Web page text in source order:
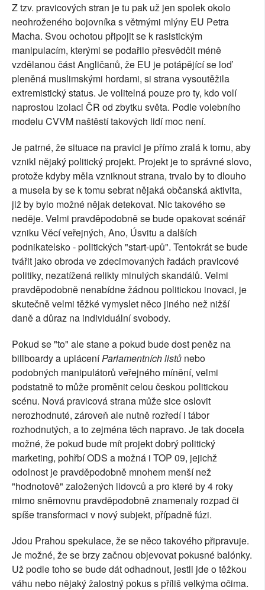
Z tzv. pravicových stran je tu pak už jen spolek okolo
neohroženého bojovníka s větrnými mlýny EU Petra
Macha. Svou ochotou připojit se k rasistickým
manipulacím, kterými se podařilo přesvědčit méně
vzdělanou část Angličanů, že EU je potápějící se loď
pleněná muslimskými hordami, si strana vysoutěžila
extremistický status. Je volitelná pouze pro ty, kdo volí
naprostou izolaci ČR od zbytku světa. Podle volebního
modelu CVVM naštěstí takových lidí moc není.
Je patrné, že situace na pravici je přímo zralá k tomu, aby
vznikl nějaký politický projekt. Projekt je to správné slovo,
protože kdyby měla vzniknout strana, trvalo by to dlouho
a musela by se k tomu sebrat nějaká občanská aktivita,
již by bylo možné nějak detekovat. Nic takového se
neděje. Velmi pravděpodobně se bude opakovat scénář
vzniku Věcí veřejných, Ano, Úsvitu a dalších
podnikatelsko - politických "start-upů". Tentokrát se bude
tvářit jako obroda ve zdecimovaných řadách pravicové
politiky, nezatížená relikty minulých skandálů. Velmi
pravděpodobně nenabídne žádnou politickou inovaci, je
skutečně velmi těžké vymyslet něco jiného než nižší
daně a důraz na individuální svobody.
Pokud se "to" ale stane a pokud bude dost peněz na
billboardy a upláceníParlamentních listů nebo
podobných manipulátorů veřejného mínění, velmi
podstatně to může proměnit celou českou politickou
scénu. Nová pravicová strana může sice oslovit
nerozhodnuté, zároveň ale nutně rozředí i tábor
rozhodnutých, a to zejména těch napravo. Je tak docela
možné, že pokud bude mít projekt dobrý politický
marketing, pohřbí ODS a možná i TOP 09, jejichž
odolnost je pravděpodobně mnohem menší než
"hodnotově" založených lidovců a pro které by 4 roky
mimo sněmovnu pravděpodobně znamenaly rozpad či
spíše transformaci v nový subjekt, případně fúzi.
Jdou Prahou spekulace, že se něco takového připravuje.
Je možné, že se brzy začnou objevovat pokusné balónky.
Už podle toho se bude dát odhadnout, jestli jde o těžkou
váhu nebo nějaký žalostný pokus s příliš velkýma očima.